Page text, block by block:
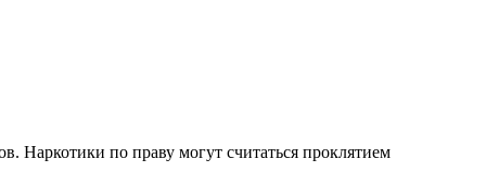
Наркотики по праву могут считаться проклятием